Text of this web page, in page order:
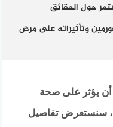
حول الحقائق
وتأثيراته على مرض
يؤثر على صحة
سنستعرض تفاصيل